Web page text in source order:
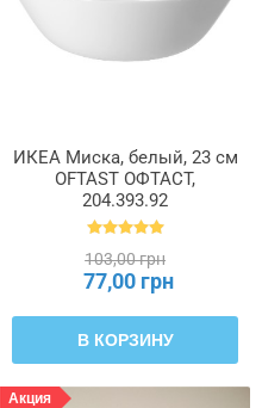
ИКЕА Миска, белый, 23 см
OFTAST ОФТАСТ,
204.393.92
103,00 грн
77,00 грн
В КОРЗИНУ
Акция